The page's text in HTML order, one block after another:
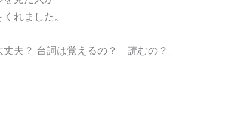
れました。
丈夫？ 台詞は覚えるの？ 読むの？」